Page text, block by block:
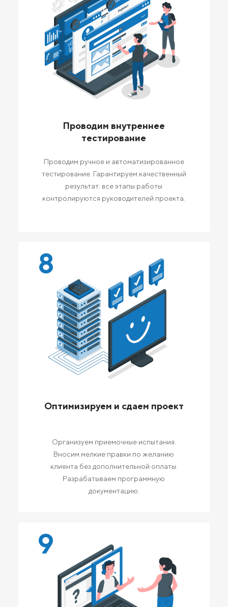
Проводим внутреннее
тестирование
Проводим ручное и автоматизированное
тестирование. Гарантируем качественный
результат: все этапы работы
контролируются руководителей проекта.
8
Оптимизируем и сдаем проект
Организуем приемочные испытания.
Вносим мелкие правки по желанию
клиента без дополнительной оплаты.
Разрабатываем программную
документацию.
9